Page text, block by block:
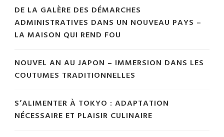
DE LA GALÈRE DES DÉMARCHES
ADMINISTRATIVES DANS UN NOUVEAU PAYS –
LA MAISON QUI REND FOU
NOUVEL AN AU JAPON – IMMERSION DANS LES
COUTUMES TRADITIONNELLES
S’ALIMENTER À TOKYO : ADAPTATION
NÉCESSAIRE ET PLAISIR CULINAIRE